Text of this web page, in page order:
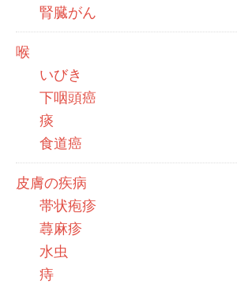
腎臓がん
喉
いびき
下咽頭癌
痰
食道癌
皮膚の疾病
帯状疱疹
蕁麻疹
水虫
痔